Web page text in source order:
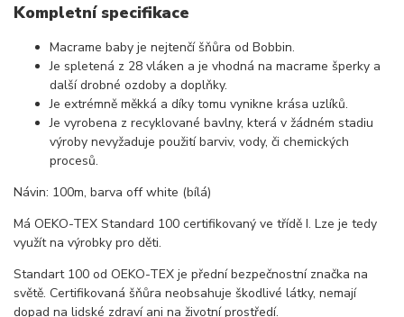
Kompletní specifikace
Macrame baby je nejtenčí šňůra od Bobbin.
Je spletená z 28 vláken a je vhodná na macrame šperky a
další drobné ozdoby a doplňky.
Je extrémně měkká a díky tomu vynikne krása uzlíků.
Je vyrobena z recyklované bavlny, která v žádném stadiu
výroby nevyžaduje použití barviv, vody, či chemických
procesů.
Návin: 100m, barva off white (bílá)
Má OEKO-TEX Standard 100 certifikovaný ve třídě I. Lze je tedy
využít na výrobky pro děti.
Standart 100 od OEKO-TEX je přední bezpečnostní značka na
světě. Certifikovaná šňůra neobsahuje škodlivé látky, nemají
dopad na lidské zdraví ani na životní prostředí.